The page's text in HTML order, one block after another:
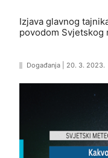
Izjava glavnog
povodom Svjetskog
Događanja 20. 3. 2023.